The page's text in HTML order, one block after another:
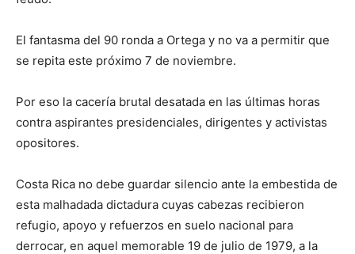
El fantasma del 90 ronda a Ortega y no va a permitir que
se repita este próximo 7 de noviembre.
Por eso la cacería brutal desatada en las últimas horas
contra aspirantes presidenciales, dirigentes y activistas
opositores.
Costa Rica no debe guardar silencio ante la embestida de
esta malhadada dictadura cuyas cabezas recibieron
refugio, apoyo y refuerzos en suelo nacional para
derrocar, en aquel memorable 19 de julio de 1979, a la